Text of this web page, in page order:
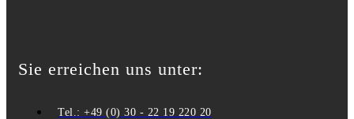
Sie erreichen uns unter:
Tel.: +49 (0) 30 - 22 19 220 20